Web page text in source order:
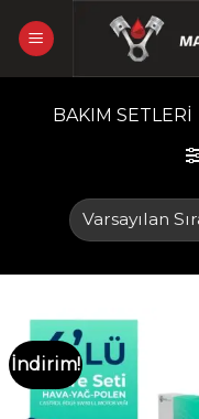
BAKIM SETLERI
İndirim!